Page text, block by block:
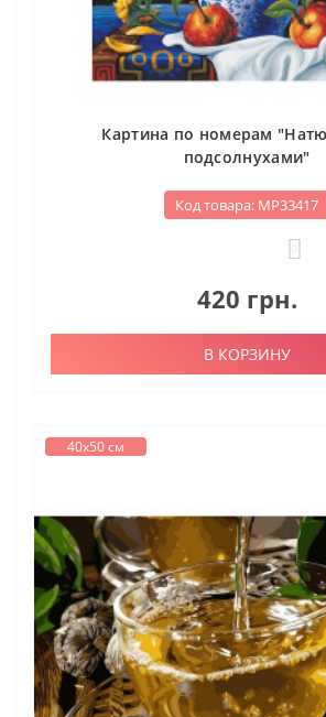
Картина по номерам
подсолнухами"
Код товара: МР33417
420 грн.
В КОРЗИНУ
40х50 см